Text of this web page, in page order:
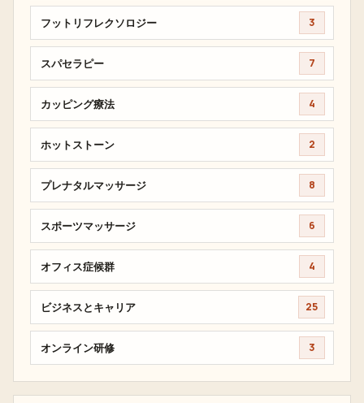
フットリフレクソロジー 3
スパセラピー 7
カッピング療法 4
ホットストーン 2
プレナタルマッサージ 8
スポーツマッサージ 6
オフィス症候群 4
ビジネスとキャリア 25
オンライン研修 3